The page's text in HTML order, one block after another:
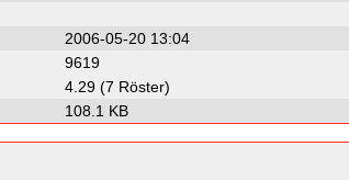
2006-05-20 13:04
9619
4.29 (7 Röster)
108.1 KB